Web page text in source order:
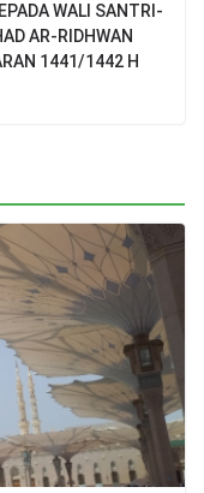
WALI SANTRI-
AR-RIDHWAN
1441/1442 H